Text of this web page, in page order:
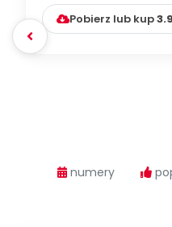
Pobierz lub kup
numery